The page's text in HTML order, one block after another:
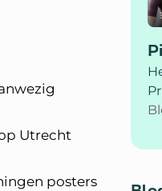
Utrecht
posters